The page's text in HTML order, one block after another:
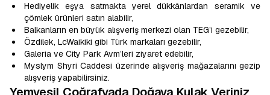
Hediyelik eşya satmakta yerel dükkânlardan seramik ve
çömlek ürünleri satın alabilir,
Balkanların en büyük alışveriş merkezi olan TEG’i gezebilir,
Özdilek, LcWaikiki gibi Türk markaları gezebilir,
Galeria ve City Park Avm’leri ziyaret edebilir,
Myslym Shyri Caddesi üzerinde alışveriş mağazalarını gezip
alışveriş yapabilirsiniz.